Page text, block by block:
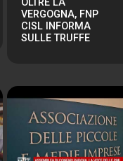
VERGOGNA, FNP
CISL INFORMA
SULLE TRUFFE